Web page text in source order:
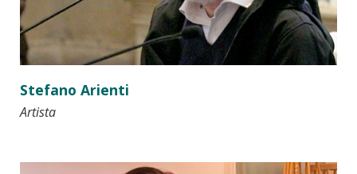
Stefano Arienti
Artista